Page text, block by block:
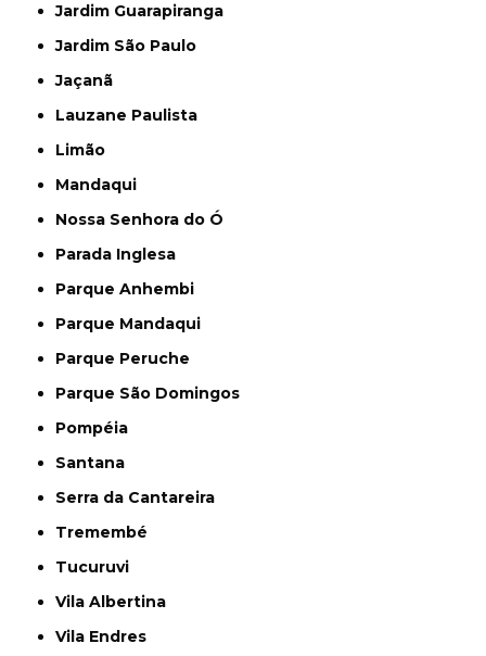
Jardim Guarapiranga
Jardim São Paulo
Jaçanã
Lauzane Paulista
Limão
Mandaqui
Nossa Senhora do Ó
Parada Inglesa
Parque Anhembi
Parque Mandaqui
Parque Peruche
Parque São Domingos
Pompéia
Santana
Serra da Cantareira
Tremembé
Tucuruvi
Vila Albertina
Vila Endres